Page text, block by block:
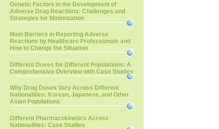
Genetic Factors in the Development of
Adverse Drug Reactions: Challenges and
Strategies for Minimization
Main Barriers in Reporting Adverse
Reactions by Healthcare Professionals and
How to Change the Situation
Different Doses for Different Populations: A
Comprehensive Overview with Case Studies
Why Drug Doses Vary Across Different
Nationalities: Korean, Japanese, and Other
Asian Populations
Different Pharmacokinetics Across
Nationalities: Case Studies